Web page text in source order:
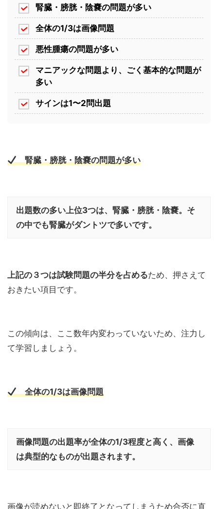
腎臓・膀胱・陰嚢の問題が多い
全体の1/3は画像問題
悪性腫瘍の問題が多い
マニアックな問題より、ごく基本的な問題が
多い
サインは1〜2問出題
腎臓・膀胱・陰嚢の問題が多い
出題数の多い上位3つは、腎臓・膀胱・陰嚢。そ
の中でも腎臓がダントツで多いです。
上記の３つは試験問題の半分を占めるため、押さえて
おきたい項目です。
この傾向は、ここ数年内変わっていないため、注力し
て学習しましょう。
全体の1/3は画像問題
画像問題の出題率が全体の1/3程度と高く、画像
は典型的なものが出題されます。
画像が読めないと即終了となってしまうため合否に直